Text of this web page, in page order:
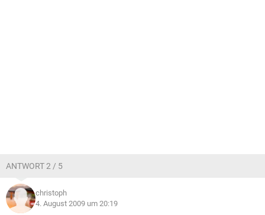
ANTWORT 2 / 5
christoph
4. August 2009 um 20:19